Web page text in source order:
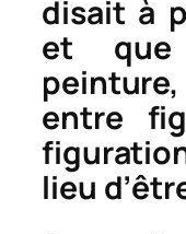
disait à
et que
entre
lieu